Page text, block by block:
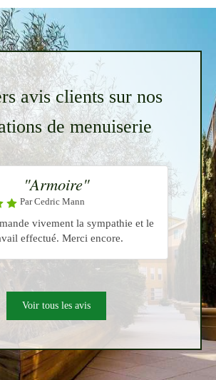
avis clients sur nos
de menuiserie
"Armoire"
Par Cedric Mann
vivement la sympathie et le
effectué. Merci encore.
Voir tous les avis